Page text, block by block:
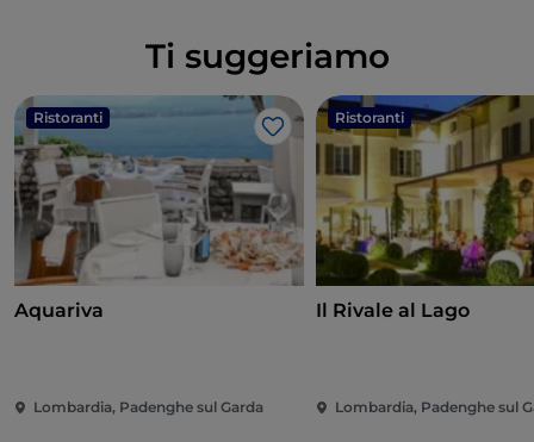
Ti suggeriamo
Ristoranti
Like
Aquariva
Lombardia, Padenghe sul Garda
Ristoranti
Il Rivale al Lago
Lombardia, Padenghe sul